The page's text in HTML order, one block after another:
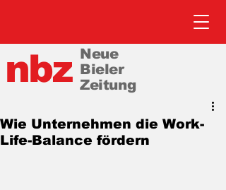
nbz Neue
Bieler
Zeitung
Wie Unternehmen die Work-
Life-Balance fördern